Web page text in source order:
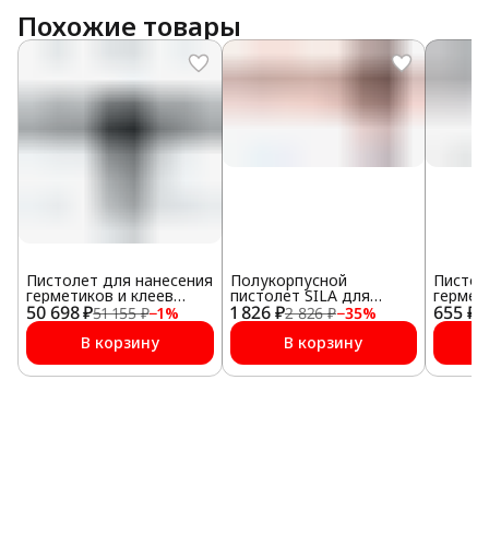
Похожие товары
50 698 ₽51 155 ₽−1%
Пистолет для нанесения
герметиков и клеев
Teroson ET Air Gun
MultiPress
В корзину
1 826 ₽2 826 ₽−35%
Полукорпусной
пистолет SILA для
герметика,
профессиональный,
усиленныйВ корзину
655 ₽